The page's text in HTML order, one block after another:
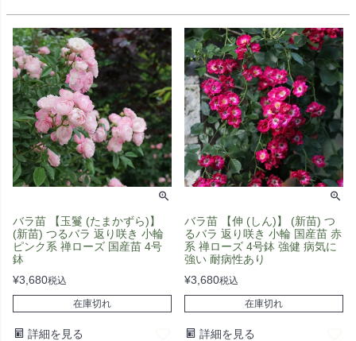
バラ苗 【玉鬘 (たまかずら)】
(新苗) つるバラ 返り咲き 小輪
ピンク系 禅ローズ 国産苗 4号
鉢
¥3,680税込
在庫切れ
詳細を見る
バラ苗 【伸 (しん)】 (新苗) つ
るバラ 返り咲き 小輪 国産苗 赤
系 禅ローズ 4号鉢 強健 病気に
強い 耐病性あり
¥3,680税込
在庫切れ
詳細を見る